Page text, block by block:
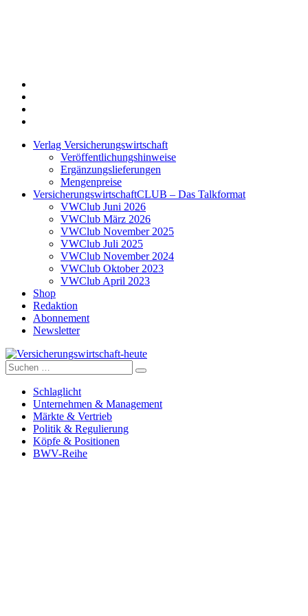
Verlag Versicherungswirtschaft
Veröffentlichungshinweise
Ergänzungslieferungen
Mengenpreise
VersicherungswirtschaftCLUB – Das Talkformat
VWClub Juni 2026
VWClub März 2026
VWClub November 2025
VWClub Juli 2025
VWClub November 2024
VWClub Oktober 2023
VWClub April 2023
Shop
Redaktion
Abonnement
Newsletter
Versicherungswirtschaft-heute
Suche
nach:
Schlaglicht
Unternehmen & Management
Märkte & Vertrieb
Politik & Regulierung
Köpfe & Positionen
BWV-Reihe